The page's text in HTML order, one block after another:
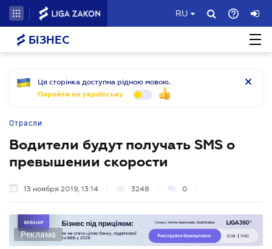
RU
БІЗНЕС
Ця сторінка доступна рідною мовою.
Перейти на українську
Отрасли
Водители будут получать SMS о
превышении скорости
13 ноября 2019, 13:14 3248 0
Реклама